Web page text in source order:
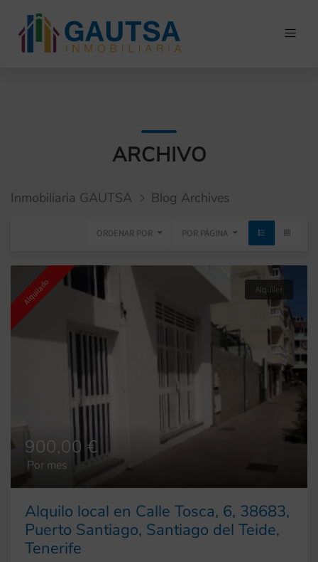
ARCHIVO
Inmobiliaria GAUTSA Blog Archives
ORDENAR POR POR PÁGINA
Alquilado Alquiler
900,00 €
Por mes
Alquilo local en Calle Tosca, 6, 38683,
Puerto Santiago, Santiago del Teide,
Tenerife